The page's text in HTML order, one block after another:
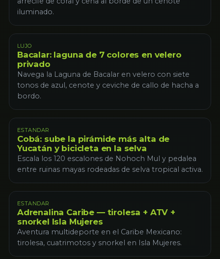
iluminado.
LUJO
Bacalar: laguna de 7 colores en velero
privado
Navega la Laguna de Bacalar en velero con siete
tonos de azul, cenote y ceviche de callo de hacha a
bordo.
ESTANDAR
Cobá: sube la pirámide más alta de
Yucatán y bicicleta en la selva
Escala los 120 escalones de Nohoch Mul y pedalea
entre ruinas mayas rodeadas de selva tropical activa.
ESTANDAR
Adrenalina Caribe — tirolesa + ATV +
snorkel Isla Mujeres
Aventura multideporte en el Caribe Mexicano:
tirolesa, cuatrimotos y snorkel en Isla Mujeres.